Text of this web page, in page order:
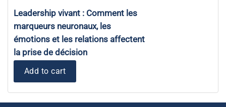
Leadership vivant : Comment les
marqueurs neuronaux, les
émotions et les relations affectent
la prise de décision
Add to cart